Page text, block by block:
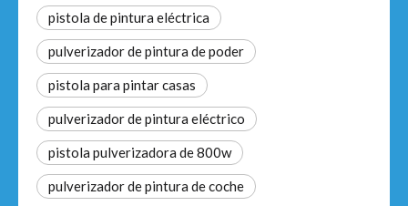
pistola de pintura eléctrica
pulverizador de pintura de poder
pistola para pintar casas
pulverizador de pintura eléctrico
pistola pulverizadora de 800w
pulverizador de pintura de coche